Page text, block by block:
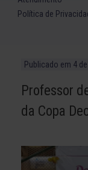
Política de
Publicado em 4
Professor
da Copa